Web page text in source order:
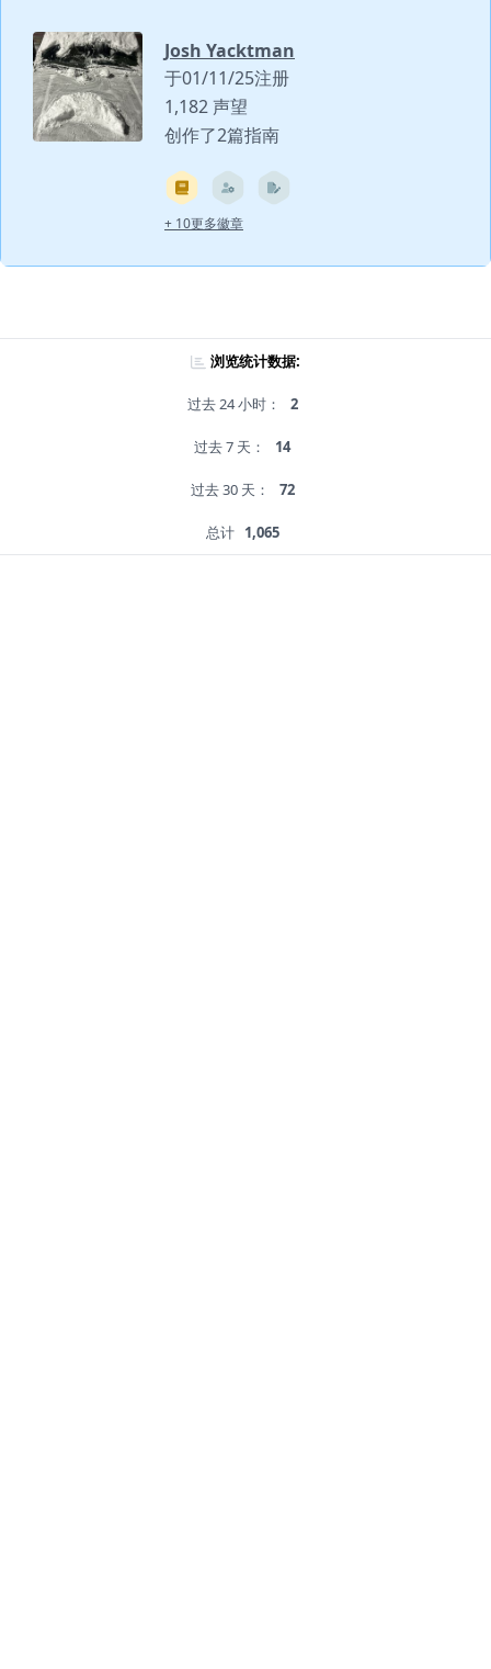
Josh Yacktman
于01/11/25注册
1,182 声望
创作了2篇指南
+ 10更多徽章
浏览统计数据:
过去 24 小时： 2
过去 7 天： 14
过去 30 天： 72
总计 1,065